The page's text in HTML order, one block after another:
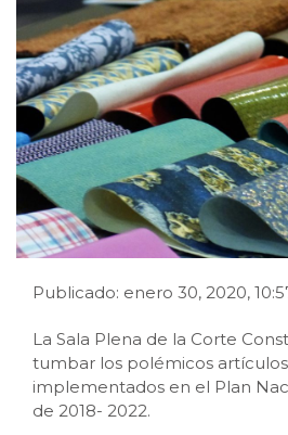
Publicado: enero 30, 2020,
La Sala Plena de la Corte
tumbar los polémicos
implementados en el Plan
de 2018- 2022.